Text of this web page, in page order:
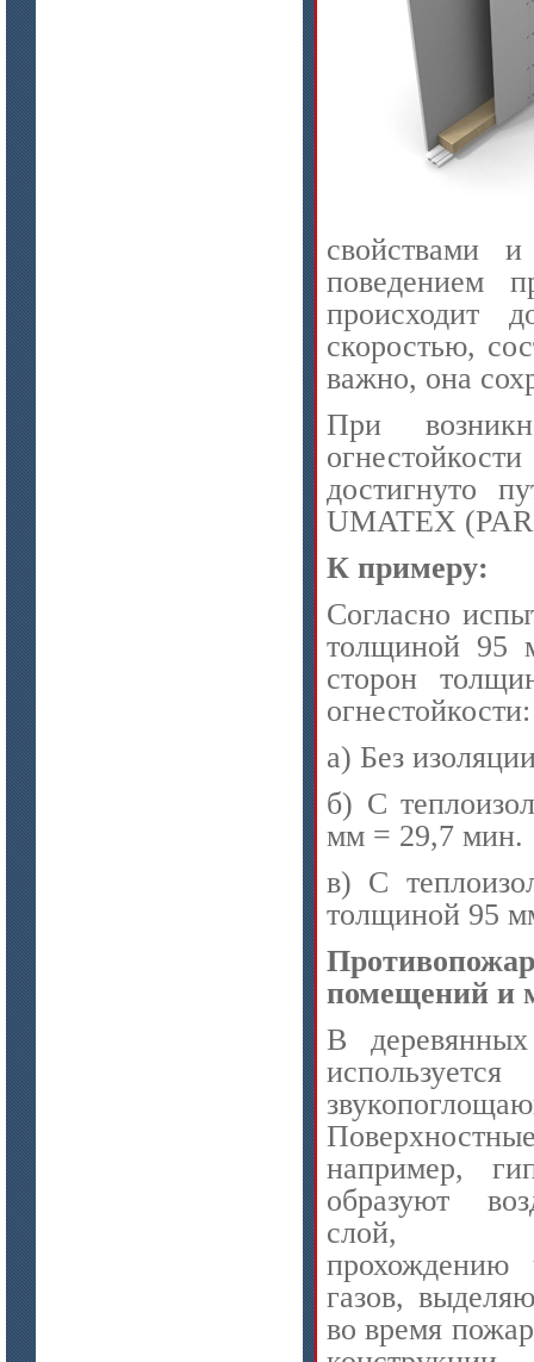
свойствами и
поведением
происходит
скоростью,
важно, она
При
достигнуто
UMATEX
К примеру:
Согласно
толщиной 95
сторон
огнестойкости:
a) Без
б) С
мм = 29,7 мин.
в) С
толщиной 95
помещений и
В деревянных
например,
образуют
слой,
прохождению
газов,
во время